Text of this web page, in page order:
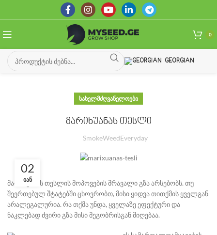
0
GEORGIAN
ᲡᲐᲮᲔᲚᲛᲫᲦᲕᲐᲜᲔᲚᲝᲔᲑᲘ
მარიხუანას თესლი
SmokeWeedEveryday
02
ᲘᲐᲜ
მარიხუანას თესლის მოპოვების მრავალი გზა არსებობს. თუ
შეერთებულ შტატებში ცხოვრობთ, მისი ყიდვა თითქმის ყველგან
არალეგალურია. რა თქმა უნდა, ყველაზე ეფექტური და
ნაკლებად ძვირი გზა მისი მეგობრისგან მიღებაა.